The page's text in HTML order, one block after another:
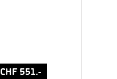
CHF 551.-